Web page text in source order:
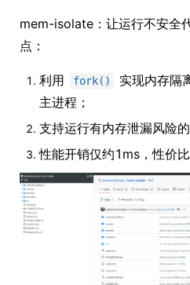
mem-isolate：让运行不安全
点：
利用 fork()
实现内存隔
主进程；
支持运行有内存泄漏风险的
性能开销仅约1ms，性价比